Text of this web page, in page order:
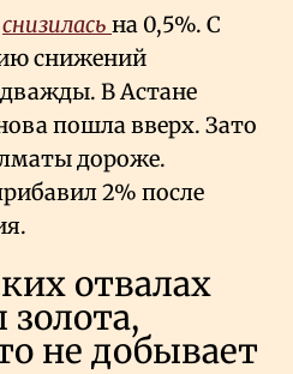
снизилась на 0,5%. С
снижений
В Астане
пошла вверх. Зато
дороже.
2% после
отвалах
не добывает